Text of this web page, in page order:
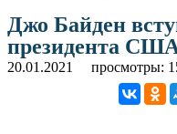
Джо Байден
президента
20.01.2021 просмотры: